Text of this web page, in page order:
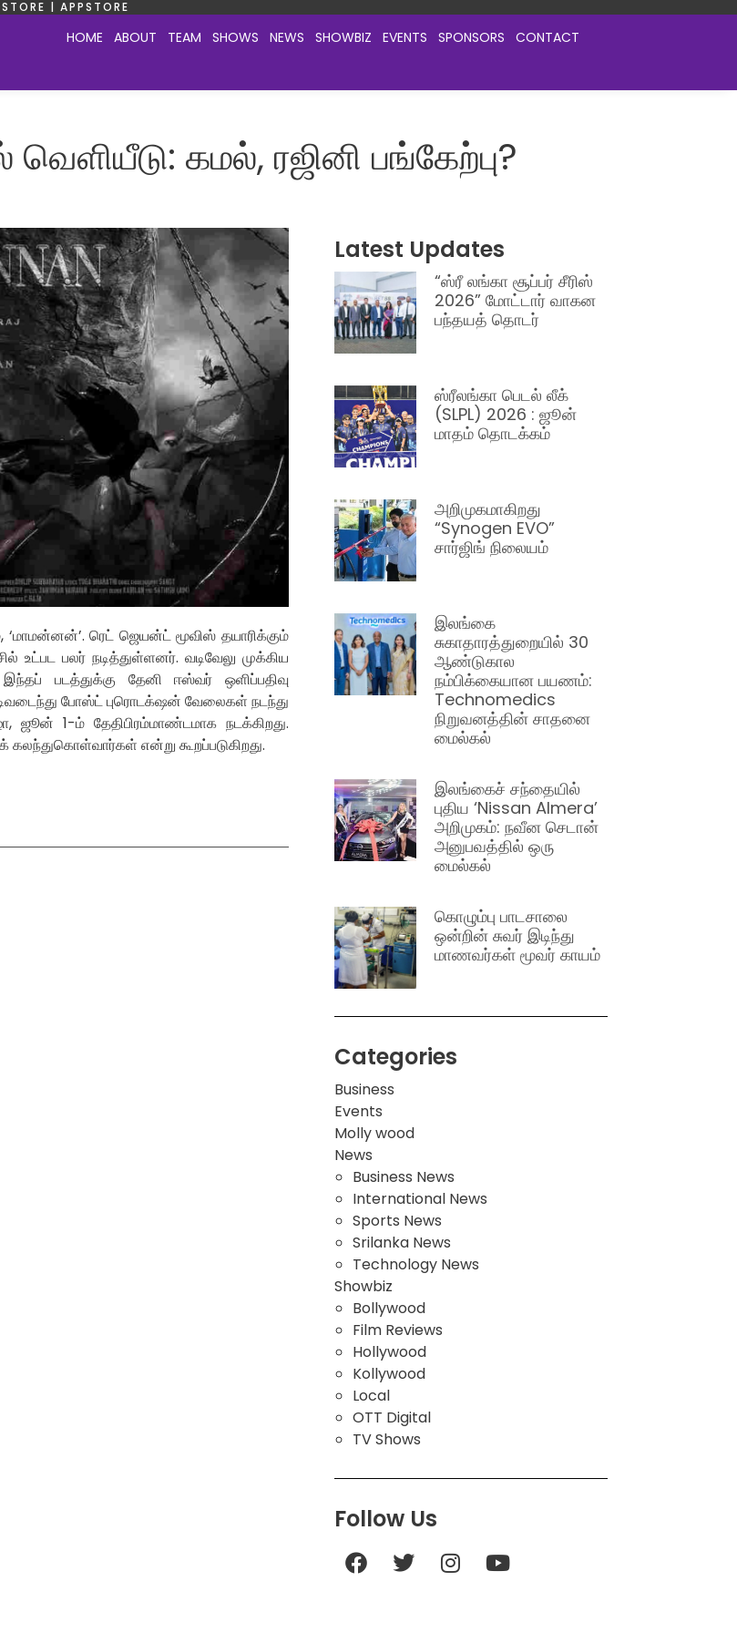
| APPSTORE
HOME ABOUT TEAM SHOWS NEWS SHOWBIZ EVENTS SPONSORS CONTACT
கமல், ரஜினி பங்கேற்பு?
‘மாமன்னன்’. ரெட் ஜெயன்ட் மூவிஸ் தயாரிக்கும்
உட்பட பலர் நடித்துள்ளனர். வடிவேலு முக்கிய
படத்துக்கு தேனி ஈஸ்வர் ஒளிப்பதிவு
போஸ்ட் புரொடக்‌ஷன் வேலைகள் நடந்து
1-ம் தேதிபிரம்மாண்டமாக நடக்கிறது.
கலந்துகொள்வார்கள் என்று கூறப்படுகிறது.
Latest Updates
“ஸ்ரீ லங்கா சூப்பர் சீரிஸ்
2026” மோட்டார் வாகன
பந்தயத் தொடர்
ஸ்ரீலங்கா பெடல் லீக்
(SLPL) 2026 : ஜூன்
மாதம் தொடக்கம்
அறிமுகமாகிறது
“Synogen EVO”
சார்ஜிங் நிலையம்
இலங்கை
சுகாதாரத்துறையில் 30
ஆண்டுகால
நம்பிக்கையான பயணம்:
Technomedics
நிறுவனத்தின் சாதனை
மைல்கல்
இலங்கைச் சந்தையில்
புதிய ‘Nissan Almera’
அறிமுகம்: நவீன செடான்
அனுபவத்தில் ஒரு
மைல்கல்
கொழும்பு பாடசாலை
ஒன்றின் சுவர் இடிந்து
மாணவர்கள் மூவர் காயம்
Categories
Business
Events
Molly wood
News
Business News
International News
Sports News
Srilanka News
Technology News
Showbiz
Bollywood
Film Reviews
Hollywood
Kollywood
Local
OTT Digital
TV Shows
Follow Us